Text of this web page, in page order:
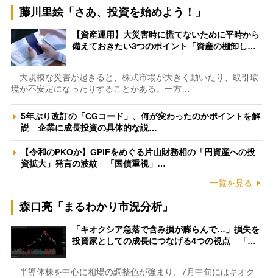
藤川里絵「さあ、投資を始めよう！」
【資産運用】大災害時に慌てないために平時から
備えておきたい3つのポイント「資産の棚卸し…
大規模な災害が起きると、株式市場が大きく動いたり、取引環
境が不安定になったりすることがある。一方…
5年ぶり改訂の「CGコード」、何が変わったのかポイントを解
説 企業に成長投資の具体的な説…
【令和のPKOか】GPIFをめぐる片山財務相の「円資産への投
資拡大」発言の波紋 「国債重視」…
一覧を見る
森口亮「まるわかり市況分析」
「キオクシア急落で含み損が膨らんで…」損失を
投資家としての成長につなげる4つの視点 「…
半導体株を中心に相場の調整色が強まり、7月中旬にはキオク